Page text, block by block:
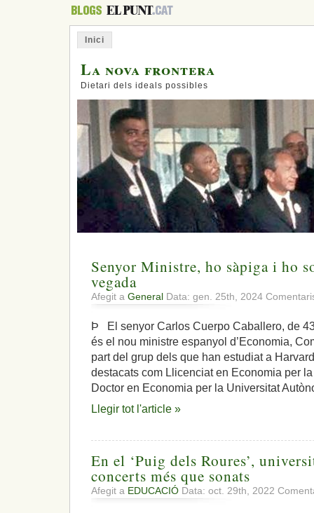
Inici
La nova frontera
Dietari dels ideals possibles
Senyor Ministre, ho sàpiga i ho
vegada
Afegit a General Data: gen. 25th, 2024
Þ El senyor Carlos Cuerpo Caballero, de
és el nou ministre espanyol d’Economia,
part del grup dels que han estudiat a
destacats com Llicenciat en Economia per
Doctor en Economia per la Universitat
Llegir tot l'article »
En el ‘Puig dels Roures’,
concerts més que sonats
Afegit a EDUCACIÓ Data: oct. 29th, 2022